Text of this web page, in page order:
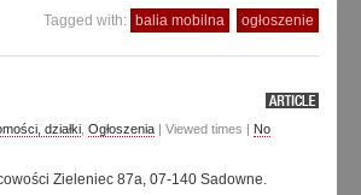
Tagged with: balia mobilna ogłoszenie
działki Ogłoszenia | Viewed times | No
Zieleniec 87a, 07-140 Sadowne.